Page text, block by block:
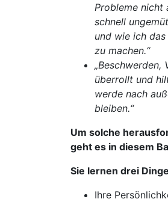
Probleme nicht
schnell
und wie ich
zu machen.“
überrollt und
werde nach
bleiben.“
Um solche
geht es in diesem
Sie lernen drei
Ihre